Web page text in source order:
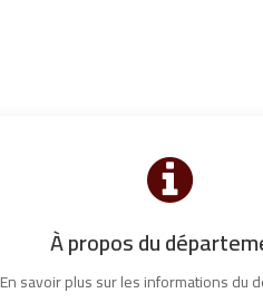
À propos du
En savoir plus sur les informations du